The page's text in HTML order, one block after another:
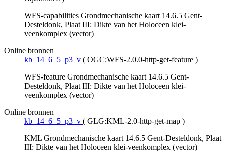
WFS-capabilities Grondmechanische kaart 14.6.5 Gent-
Desteldonk, Plaat III: Dikte van het Holoceen klei-
veenkomplex (vector)
Online bronnen
kb_14_6_5_p3_v ( OGC:WFS-2.0.0-http-get-feature )
WFS-feature Grondmechanische kaart 14.6.5 Gent-
Desteldonk, Plaat III: Dikte van het Holoceen klei-
veenkomplex (vector)
Online bronnen
kb_14_6_5_p3_v ( GLG:KML-2.0-http-get-map )
KML Grondmechanische kaart 14.6.5 Gent-Desteldonk, Plaat
III: Dikte van het Holoceen klei-veenkomplex (vector)